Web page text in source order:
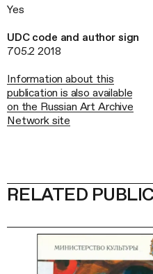
Yes
UDC code and author sign
705.2 2018
Information about this
publication is also available
on the Russian Art Archive
Network site
RELATED